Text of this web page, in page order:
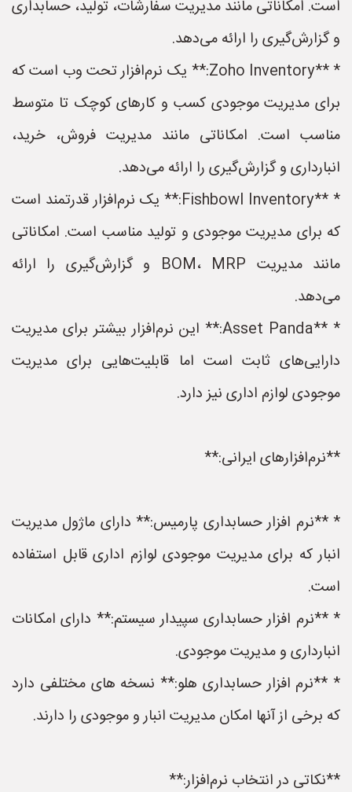
است. امکاناتی مانند مدیریت سفارشات، تولید، حسابداری
و گزارش‌گیری را ارائه می‌دهد.
* **Zoho Inventory:** یک نرم‌افزار تحت وب است که
برای مدیریت موجودی کسب و کارهای کوچک تا متوسط
مناسب است. امکاناتی مانند مدیریت فروش، خرید،
انبارداری و گزارش‌گیری را ارائه می‌دهد.
* **Fishbowl Inventory:** یک نرم‌افزار قدرتمند است
که برای مدیریت موجودی و تولید مناسب است. امکاناتی
مانند مدیریت BOM، MRP و گزارش‌گیری را ارائه
می‌دهد.
* **Asset Panda:** این نرم‌افزار بیشتر برای مدیریت
دارایی‌های ثابت است اما قابلیت‌هایی برای مدیریت
موجودی لوازم اداری نیز دارد.
**نرم‌افزارهای ایرانی:**
* **نرم افزار حسابداری پارمیس:** دارای ماژول مدیریت
انبار که برای مدیریت موجودی لوازم اداری قابل استفاده
است.
* **نرم افزار حسابداری سپیدار سیستم:** دارای امکانات
انبارداری و مدیریت موجودی.
* **نرم افزار حسابداری هلو:** نسخه های مختلفی دارد
که برخی از آنها امکان مدیریت انبار و موجودی را دارند.
**نکاتی در انتخاب نرم‌افزار:**